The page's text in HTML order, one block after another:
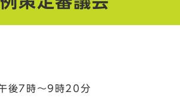
7時～9時20分